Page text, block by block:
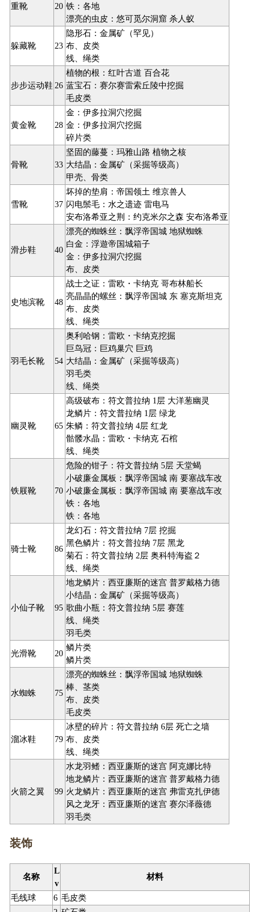
重靴 20 铁：各地
漂亮的虫皮：悠可觅尔洞窟 杀人蚁
躲藏靴 23
隐形石：金属矿（罕见）
布、皮类
线、绳类
步步运动鞋 26
植物的根：红叶古道 百合花
蓝宝石：赛尔赛雷索丘陵中挖掘
毛皮类
黄金靴 28
金：伊多拉洞穴挖掘
金：伊多拉洞穴挖掘
碎片类
骨靴 33
坚固的藤蔓：玛雅山路 植物之核
大结晶：金属矿（采掘等级高）
甲壳、骨类
雪靴 37
坏掉的垫肩：帝国领土 维京兽人
闪电鬃毛：水之遗迹 雷电马
安布洛希亚之荆：约克米尔之森 安布洛希亚
滑步鞋 40
漂亮的蜘蛛丝：飘浮帝国城 地狱蜘蛛
白金：浮遊帝国城箱子
金：伊多拉洞穴挖掘
布、皮类
史地滨靴 48
战士之证：雷欧・卡纳克 哥布林船长
亮晶晶的螺丝：飘浮帝国城 东 塞克斯坦克
布、皮类
线、绳类
羽毛长靴 54
奥利哈钢：雷欧・卡纳克挖掘
巨鸟冠：巨鸡巢穴 巨鸡
大结晶：金属矿（采掘等级高）
羽毛类
线、绳类
幽灵靴 65
高级破布：符文普拉纳 1层 大洋葱幽灵
龙鳞片：符文普拉纳 1层 绿龙
朱鳞：符文普拉纳 4层 红龙
骷髅水晶：雷欧・卡纳克 石棺
线、绳类
铁屐靴 70
危险的钳子：符文普拉纳 5层 天堂蝎
小破廉金属板：飘浮帝国城 南 要塞战车改
小破廉金属板：飘浮帝国城 南 要塞战车改
铁：各地
铁：各地
骑士靴 86
龙幻石：符文普拉纳 7层 挖掘
黑色鳞片：符文普拉纳 7层 黑龙
菊石：符文普拉纳 2层 奥科特海盗２
线、绳类
小仙子靴 95
地龙鳞片：西亚廉斯的迷宫 普罗戴格力德
小结晶：金属矿（采掘等级高）
歌曲小瓶：符文普拉纳 5层 赛莲
线、绳类
羽毛类
光滑靴 20
鳞片类
鳞片类
水蜘蛛 75
漂亮的蜘蛛丝：飘浮帝国城 地狱蜘蛛
棒、茎类
布、皮类
毛皮类
溜冰鞋 79
冰壁的碎片：符文普拉纳 6层 死亡之墙
布、皮类
线、绳类
火箭之翼 99
水龙羽鳍：西亚廉斯的迷宫 阿克娜比特
地龙鳞片：西亚廉斯的迷宫 普罗戴格力德
火龙鳞片：西亚廉斯的迷宫 弗雷克扎伊德
风之龙牙：西亚廉斯的迷宫 赛尔泽薇德
羽毛类
装饰
名称
L
v
材料
毛线球 6 毛皮类